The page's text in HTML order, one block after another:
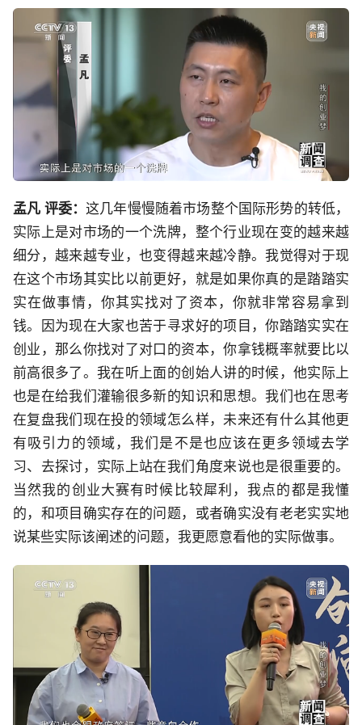
孟凡 评委： 这几年慢慢随着市场整个国际形势的转低，
实际上是对市场的一个洗牌，整个行业现在变的越来越
细分，越来越专业，也变得越来越冷静。我觉得对于现
在这个市场其实比以前更好，就是如果你真的是踏踏实
实在做事情，你其实找对了资本，你就非常容易拿到
钱。因为现在大家也苦于寻求好的项目，你踏踏实实在
创业，那么你找对了对口的资本，你拿钱概率就要比以
前高很多了。我在听上面的创始人讲的时候，他实际上
也是在给我们灌输很多新的知识和思想。我们也在思考
在复盘我们现在投的领域怎么样，未来还有什么其他更
有吸引力的领域，我们是不是也应该在更多领域去学
习、去探讨，实际上站在我们角度来说也是很重要的。
当然我的创业大赛有时候比较犀利，我点的都是我懂
的，和项目确实存在的问题，或者确实没有老老实实地
说某些实际该阐述的问题，我更愿意看他的实际做事。